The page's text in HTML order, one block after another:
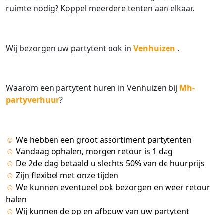
ruimte nodig? Koppel meerdere tenten aan elkaar.
Wij bezorgen uw partytent ook in Venhuizen .
Waarom een partytent huren in Venhuizen bij Mh-
partyverhuur?
☺ We hebben een groot assortiment partytenten
☺ Vandaag ophalen, morgen retour is 1 dag
☺ De 2de dag betaald u slechts 50% van de huurprijs
☺ Zijn flexibel met onze tijden
☺ We kunnen eventueel ook bezorgen en weer retour
halen
☺ Wij kunnen de op en afbouw van uw partytent